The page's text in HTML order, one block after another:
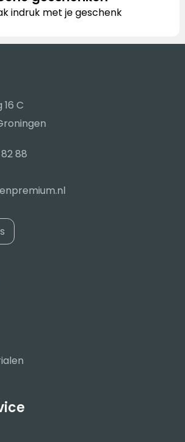
indruk met je geschenk
C
88